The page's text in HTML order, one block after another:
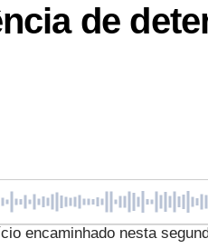
de
encaminhado nesta